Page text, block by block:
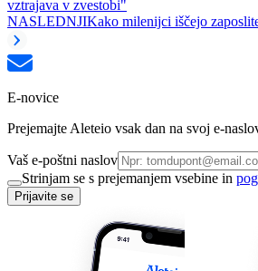
vztrajava v zvestobi"
NASLEDNJIKako milenijci iščejo
E-novice
Prejemajte Aleteio vsak dan na svoj e-
Vaš e-poštni naslov
Strinjam se s prejemanjem vsebine in
Prijavite se